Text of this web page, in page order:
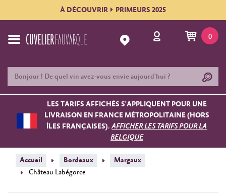
À DÉCOUVRIR PRIMEURS 2025
0
LES TARIFS AFFICHÉS S'APPLIQUENT POUR UNE
LIVRAISON EN FRANCE MÉTROPOLITAINE (HORS
ÎLES FRANÇAISES).AFFICHER LES TARIFS POUR LA
BELGIQUE
Accueil Bordeaux
Margaux
Château Labégorce